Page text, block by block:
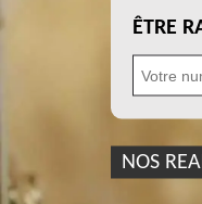
ÊTRE
NOS